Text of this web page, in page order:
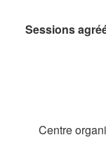
Sessions
Centre